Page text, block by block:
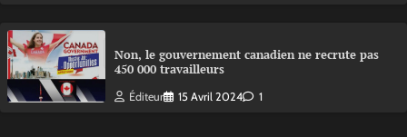
Non, le gouvernement canadien ne recrute pas
450 000 travailleurs
Éditeur 15 Avril 2024 1